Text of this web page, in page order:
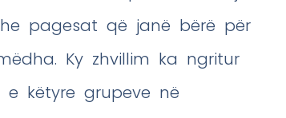
pagesat që janë bërë për
Ky zhvillim ka ngritur
këtyre grupeve në